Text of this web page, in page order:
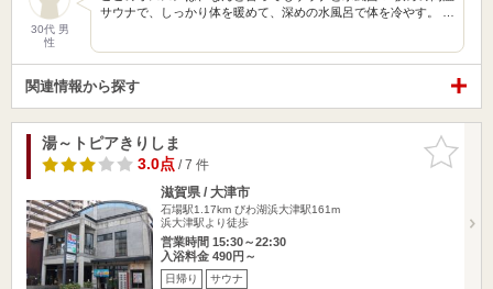
30代 男
性
サウナで、しっかり体を暖めて、深めの水風呂で体を冷やす。 …
関連情報から探す
お気に入
りに追加
湯～トピアきりしま
3.0点/ 7 件
滋賀県 / 大津市
石場駅1.17km びわ湖浜大津駅161m
浜大津駅より徒歩
営業時間 15:30～22:30
入浴料金 490円～
日帰り サウナ